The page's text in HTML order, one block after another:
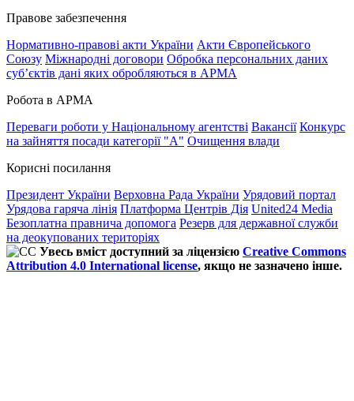
Правове забезпечення
Нормативно-правові акти України Акти Європейського
Союзу Міжнародні договори Обробка персональних даних
субʼєктів дані яких обробляються в АРМА
Робота в АРМА
Переваги роботи у Національному агентстві Вакансії Конкурс
на зайняття посади категорії "А" Очищення влади
Корисні посилання
Президент України Верховна Рада України Урядовий портал
Урядова гаряча лінія Платформа Центрів Дія United24 Media
Безоплатна правнича допомога Резерв для державної служби
на деокупованих територіях
Увесь вміст доступний за ліцензією Creative Commons
Attribution 4.0 International license, якщо не зазначено інше.